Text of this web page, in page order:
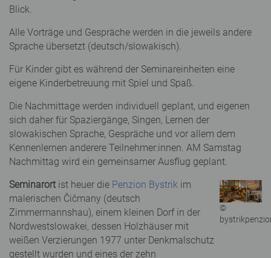
Blick.
Alle Vorträge und Gespräche werden in die jeweils andere
Sprache übersetzt (deutsch/slowakisch).
Für Kinder gibt es während der Seminareinheiten eine
eigene Kinderbetreuung mit Spiel und Spaß.
Die Nachmittage werden individuell geplant, und eigenen
sich daher für Spaziergänge, Singen, Lernen der
slowakischen Sprache, Gespräche und vor allem dem
Kennenlernen anderere Teilnehmer:innen. AM Samstag
Nachmittag wird ein gemeinsamer Ausflug geplant.
©
Seminarort ist heuer die Penzion Bystrik im
malerischen Čičmany (deutsch
Zimmermannshau), einem kleinen Dorf in der
Nordwestslowakei, dessen Holzhäuser mit
weißen Verzierungen 1977 unter Denkmalschutz
gestellt wurden und eines der zehn